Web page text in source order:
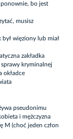
ponownie, bo jest
musisz
więziony lub miał
zakładka
kryminalnej
okładce
pseudonimu
i mężczyzna
M (choć jeden człon